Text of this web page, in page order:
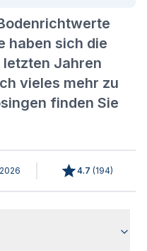
haben sich die
Jahren
vieles mehr zu
finden Sie
4.7 (194)